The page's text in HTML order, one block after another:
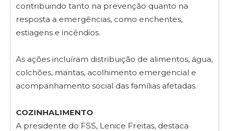
contribuindo tanto na prevenção quanto na
resposta a emergências, como enchentes,
estiagens e incêndios.
As ações incluíram distribuição de alimentos, água,
colchões, mantas, acolhimento emergencial e
acompanhamento social das famílias afetadas.
COZINHALIMENTO
A presidente do FSS, Lenice Freitas, destaca